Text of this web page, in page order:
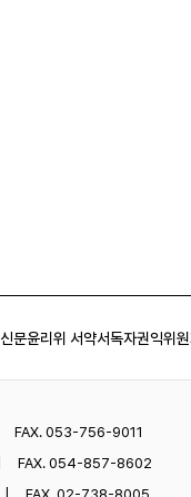
신문윤리위 서약서독자권익위
FAX. 053-756-9011
FAX. 054-857-8602